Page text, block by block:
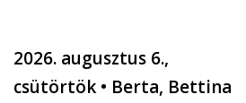
2026. augusztus 6.,
csütörtök • Berta, Bettina